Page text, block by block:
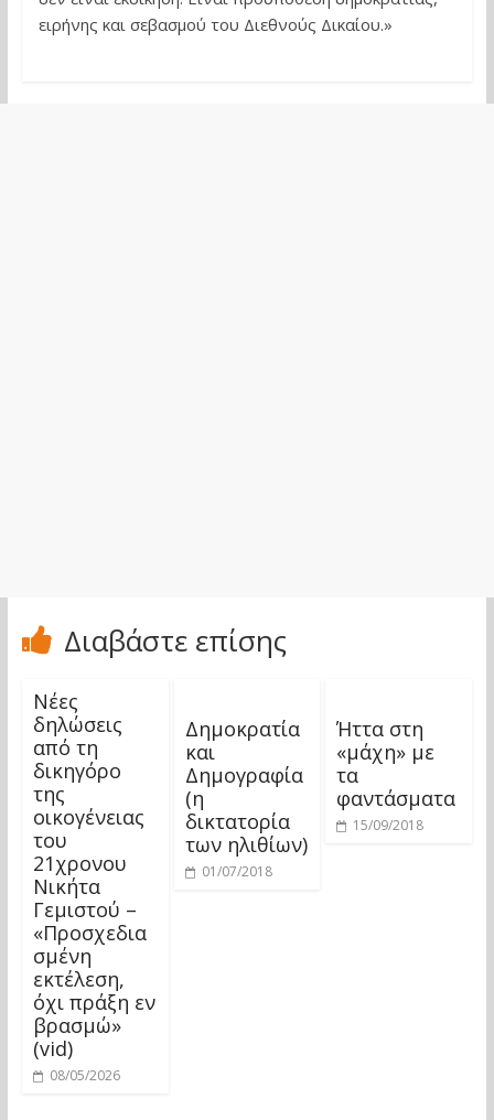
ειρήνης και σεβασμού του Διεθνούς Δικαίου.»
Διαβάστε επίσης
Νέες
δηλώσεις
από τη
δικηγόρο
της
οικογένειας
του
21χρονου
Νικήτα
Γεμιστού –
«Προσχεδια
σμένη
εκτέλεση,
όχι πράξη εν
βρασμώ»
(vid)
08/05/2026
Δημοκρατία
και
Δημογραφία
(η
δικτατορία
των ηλιθίων)
01/07/2018
Ήττα στη
«μάχη» με
τα
φαντάσματα
15/09/2018